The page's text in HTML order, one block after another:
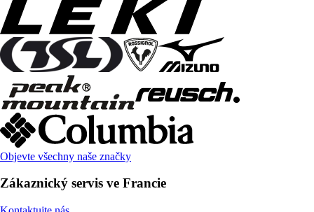
Objevte všechny naše značky
Zákaznický servis ve Francie